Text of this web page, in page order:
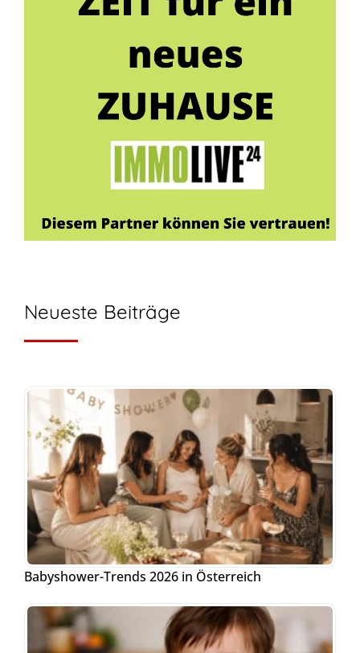
Neueste Beiträge
Babyshower-Trends 2026 in Österreich